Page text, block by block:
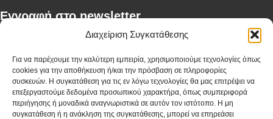
Διαχείριση Συγκατάθεσης
Για να παρέχουμε την καλύτερη εμπειρία, χρησιμοποιούμε τεχνολογίες όπως
cookies για την αποθήκευση ή/και την πρόσβαση σε πληροφορίες
συσκευών. Η συγκατάθεση για τις εν λόγω τεχνολογίες θα μας επιτρέψει να
επεξεργαστούμε δεδομένα προσωπικού χαρακτήρα, όπως συμπεριφορά
περιήγησης ή μοναδικά αναγνωριστικά σε αυτόν τον ιστότοπο. Η μη
συγκατάθεση ή η ανάκληση της συγκατάθεσης, μπορεί να επηρεάσει
Eγγραφή στο newsletter
Last Name